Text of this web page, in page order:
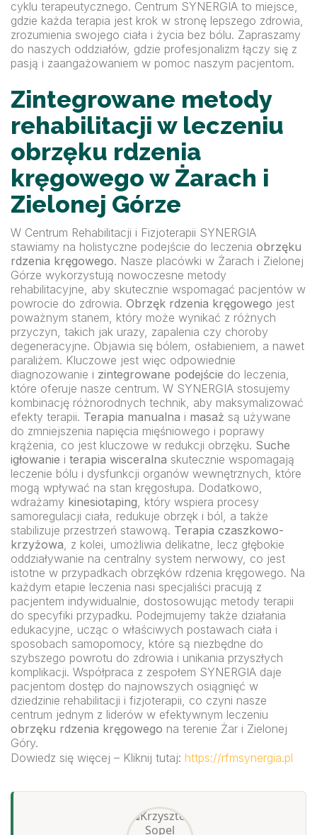
cyklu terapeutycznego. Centrum SYNERGIA to miejsce,
gdzie każda terapia jest krok w stronę lepszego zdrowia,
zrozumienia swojego ciała i życia bez bólu. Zapraszamy
do naszych oddziałów, gdzie profesjonalizm łączy się z
pasją i zaangażowaniem w pomoc naszym pacjentom.
Zintegrowane metody
rehabilitacji w leczeniu
obrzęku rdzenia
kręgowego w Żarach i
Zielonej Górze
W Centrum Rehabilitacji i Fizjoterapii SYNERGIA
stawiamy na holistyczne podejście do leczenia obrzęku
rdzenia kręgowego. Nasze placówki w Żarach i Zielonej
Górze wykorzystują nowoczesne metody
rehabilitacyjne, aby skutecznie wspomagać pacjentów w
powrocie do zdrowia. Obrzęk rdzenia kręgowego jest
poważnym stanem, który może wynikać z różnych
przyczyn, takich jak urazy, zapalenia czy choroby
degeneracyjne. Objawia się bólem, osłabieniem, a nawet
paraliżem. Kluczowe jest więc odpowiednie
diagnozowanie i zintegrowane podejście do leczenia,
które oferuje nasze centrum. W SYNERGIA stosujemy
kombinację różnorodnych technik, aby maksymalizować
efekty terapii. Terapia manualna i masaż są używane
do zmniejszenia napięcia mięśniowego i poprawy
krążenia, co jest kluczowe w redukcji obrzęku. Suche
igłowanie i terapia wisceralna skutecznie wspomagają
leczenie bólu i dysfunkcji organów wewnętrznych, które
mogą wpływać na stan kręgosłupa. Dodatkowo,
wdrażamy kinesiotaping, który wspiera procesy
samoregulacji ciała, redukuje obrzęk i ból, a także
stabilizuje przestrzeń stawową. Terapia czaszkowo-
krzyżowa, z kolei, umożliwia delikatne, lecz głębokie
oddziaływanie na centralny system nerwowy, co jest
istotne w przypadkach obrzęków rdzenia kręgowego. Na
każdym etapie leczenia nasi specjaliści pracują z
pacjentem indywidualnie, dostosowując metody terapii
do specyfiki przypadku. Podejmujemy także działania
edukacyjne, ucząc o właściwych postawach ciała i
sposobach samopomocy, które są niezbędne do
szybszego powrotu do zdrowia i unikania przyszłych
komplikacji. Współpraca z zespołem SYNERGIA daje
pacjentom dostęp do najnowszych osiągnięć w
dziedzinie rehabilitacji i fizjoterapii, co czyni nasze
centrum jednym z liderów w efektywnym leczeniu
obrzęku rdzenia kręgowego na terenie Żar i Zielonej
Góry.
Dowiedz się więcej – Kliknij tutaj: https://rfmsynergia.pl